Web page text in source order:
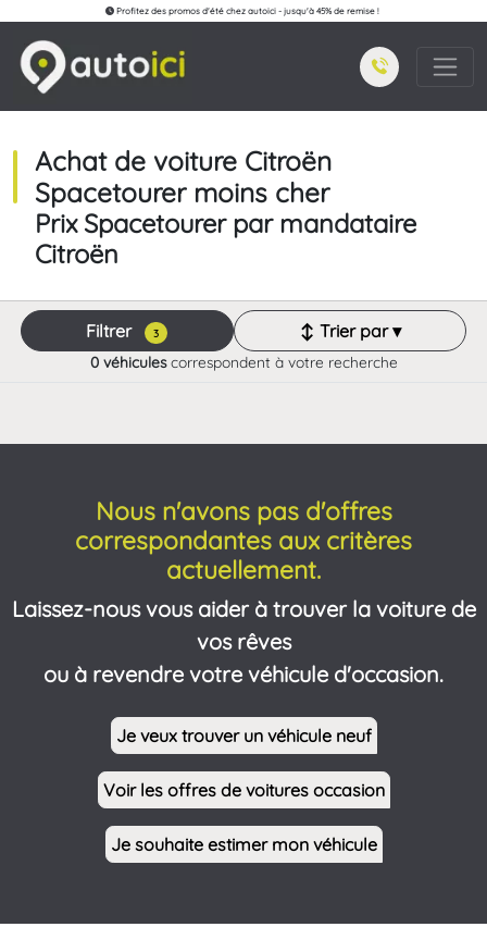
Profitez des promos d'été chez autoici - jusqu'à 45% de remise !
Achat de voiture Citroën
Spacetourer moins cher
Prix Spacetourer par mandataire
Citroën
Filtrer 3 ↕ Trier par ▾
0 véhiculescorrespondent à votre recherche
Nous n'avons pas d'offres
correspondantes aux critères
actuellement.
Laissez-nous vous aider à trouver la voiture de
vos rêves
ou à revendre votre véhicule d'occasion.
Je veux trouver un véhicule neuf
Voir les offres de voitures occasion
Je souhaite estimer mon véhicule